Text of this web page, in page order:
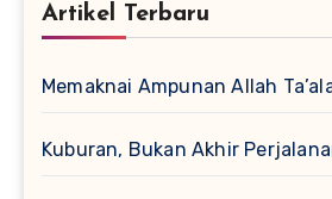
Artikel Terbaru
Memaknai Ampunan Allah
Kuburan, Bukan Akhir